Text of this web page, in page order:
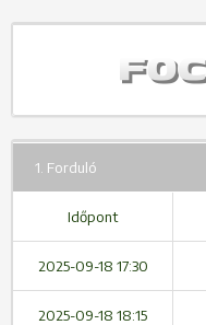
1. Forduló
Időpont
2025-09-18 17:30
2025-09-18 18:15